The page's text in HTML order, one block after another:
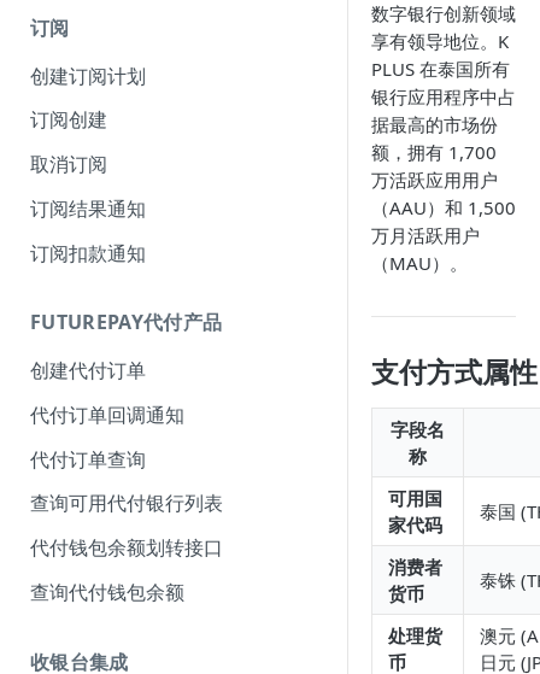
Webhook
收单货币 amount 参数说明
FuturePay 系统错误码响应文档
订阅
创建订阅计划
订阅创建
取消订阅
订阅结果通知
订阅扣款通知
FUTUREPAY代付产品
创建代付订单
代付订单回调通知
代付订单查询
查询可用代付银行列表
代付钱包余额划转接口
查询代付钱包余额
收银台集成
数字银行创新领域
享有领导地位。K
PLUS 在泰国所有
银行应用程序中占
据最高的市场份
额，拥有 1,700
万活跃应用用户
（AAU）和 1,500
万月活跃用户
（MAU）。
支付方式属性
字段名
称
可用国
家代码
泰国
消费者
货币
泰铢
处理货
币
澳元
日元